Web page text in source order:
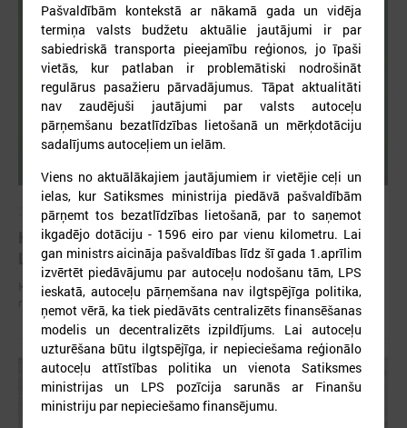
2026. gada 01. jūlijs
Komitejā diskutē par patvertņu problemātiku
Latvijā un iespējamiem risinājumiem
Komitejā diskutē par patvertņu problemātiku Latvijā un iespējamiem
risinājumiem
Pašvaldībām kontekstā ar nākamā gada un vidēja
termiņa valsts budžetu aktuālie jautājumi ir par
sabiedriskā transporta pieejamību reģionos, jo īpaši
vietās, kur patlaban ir problemātiski nodrošināt
regulārus pasažieru pārvadājumus. Tāpat aktualitāti
nav zaudējuši jautājumi par valsts autoceļu
pārņemšanu bezatlīdzības lietošanā un mērķdotāciju
sadalījums autoceļiem un ielām.
Viens no aktuālākajiem jautājumiem ir vietējie ceļi un
ielas, kur Satiksmes ministrija piedāvā pašvaldībām
pārņemt tos bezatlīdzības lietošanā, par to saņemot
ikgadējo dotāciju - 1596 eiro par vienu kilometru. Lai
gan ministrs aicināja pašvaldības līdz šī gada 1.aprīlim
izvērtēt piedāvājumu par autoceļu nodošanu tām, LPS
ieskatā, autoceļu pārņemšana nav ilgtspējīga politika,
ņemot vērā, ka tiek piedāvāts centralizēts finansēšanas
modelis un decentralizēts izpildījums. Lai autoceļu
uzturēšana būtu ilgtspējīga, ir nepieciešama reģionālo
autoceļu attīstības politika un vienota Satiksmes
ministrijas un LPS pozīcija sarunās ar Finanšu
ministriju par nepieciešamo finansējumu.